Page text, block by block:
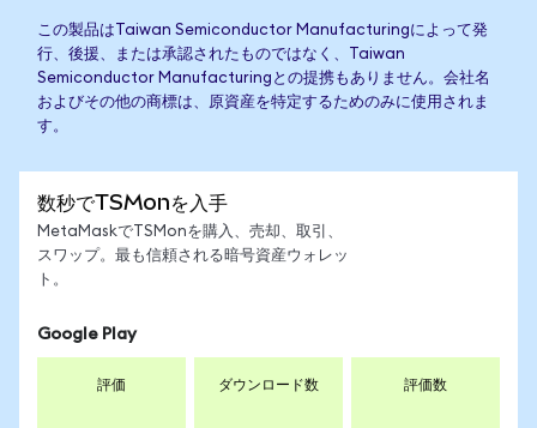
この製品はTaiwan Semiconductor Manufacturingによって発
行、後援、または承認されたものではなく、Taiwan
Semiconductor Manufacturingとの提携もありません。会社名
およびその他の商標は、原資産を特定するためのみに使用されま
す。
数秒でTSMonを入手
MetaMaskでTSMonを購入、売却、取引、
スワップ。最も信頼される暗号資産ウォレッ
ト。
Google Play
評価 ダウンロード数 評価数